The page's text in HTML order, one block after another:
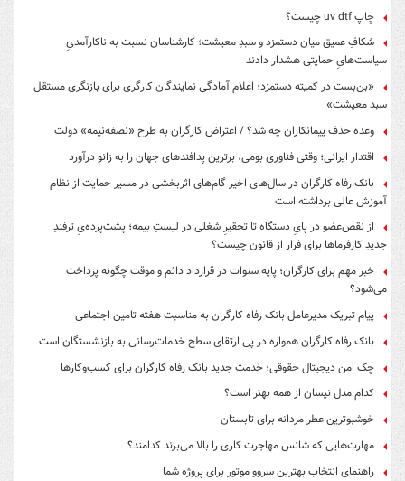
چاپ uv dtf چیست؟
شکافِ عمیق میان دستمزد و سبدِ معیشت؛ کارشناسان نسبت به ناکارآمدیِ
سیاست‌هایِ حمایتی هشدار دادند
«بن‌بست در کمیته دستمزد؛ اعلام آمادگی نمایندگان کارگری برای بازنگری مستقل
سبد معیشت»
وعده حذف پیمانکاران چه شد؟ / اعتراض کارگران به طرح «نصفه‌نیمه» دولت
اقتدار ایرانی؛ وقتی فناوری بومی، برترین پدافندهای جهان را به زانو درآورد
بانک رفاه کارگران در سال‌های اخیر گام‌های اثربخشی در مسیر حمایت از نظام
آموزش عالی برداشته است
از نقص‌عضو در پایِ دستگاه تا تحقیرِ شغلی در لیستِ بیمه؛ پشت‌پرده‌یِ ترفندِ
جدیدِ کارفرماها برای فرار از قانون چیست؟
خبر مهم برای کارگران؛ پایه سنوات در قرارداد دائم و موقت چگونه پرداخت
می‌شود؟
پیام تبریک مدیرعامل بانک رفاه کارگران به مناسبت هفته تامین اجتماعی
بانک رفاه کارگران همواره در پی ارتقای سطح خدمات‌رسانی به بازنشستگان است
چک امن دیجیتال حقوقی؛ خدمت جدید بانک رفاه کارگران برای کسب‌وکارها
کدام مدل نیسان از همه بهتر است؟
خوشبوترین عطر مردانه برای تابستان
مهارت‌هایی که شانس مهاجرت کاری را بالا می‌برند کدامند؟
راهنمای انتخاب بهترین سروو موتور برای پروژه شما